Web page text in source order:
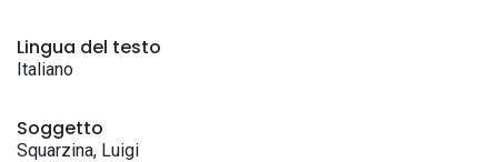
Lingua del testo
Italiano
Soggetto
Squarzina, Luigi